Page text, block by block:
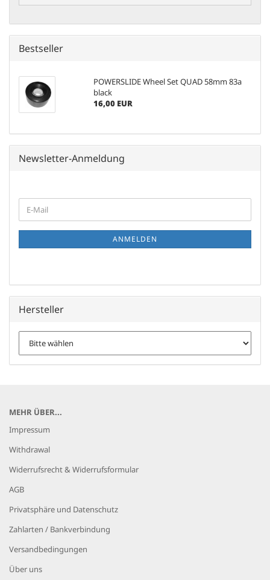
Bestseller
POWERSLIDE Wheel Set QUAD 58mm 83a
black
16,00 EUR
Newsletter-Anmeldung
ZUR
NEWSLETTER-
E-
Mail
ANMELDEN
Hersteller
MEHR ÜBER...
Impressum
Withdrawal
Widerrufsrecht & Widerrufsformular
AGB
Privatsphäre und Datenschutz
Zahlarten / Bankverbindung
Versandbedingungen
Über uns